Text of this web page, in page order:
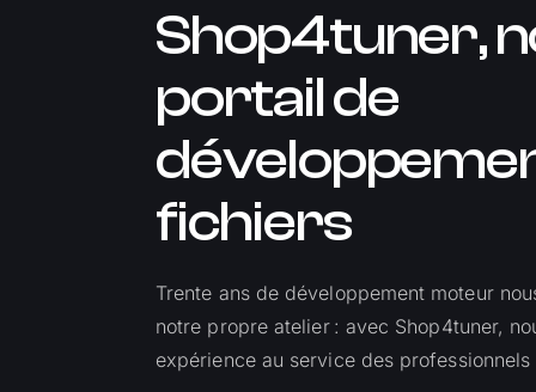
Shop4tuner,
portail de
fichiers
Trente ans de développement moteur
notre propre atelier : avec Shop4tuner,
expérience au service des